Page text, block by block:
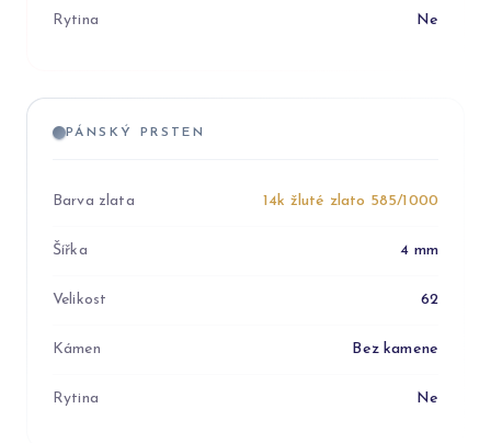
Rytina Ne
PÁNSKÝ PRSTEN
Barva zlata 14k žluté zlato 585/1000
Šířka 4 mm
Velikost 62
Kámen Bez kamene
Rytina Ne